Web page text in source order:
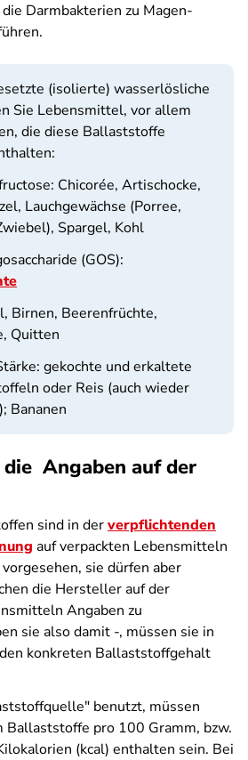
Darmbakterien zu Magen-
(isolierte) wasserlösliche
Sie Lebensmittel, vor allem
die diese Ballaststoffe
: Chicorée, Artischocke,
Lauchgewächse (Porree,
Spargel, Kohl
(GOS):
Birnen, Beerenfrüchte,
Quitten
gekochte und erkaltete
oder Reis (auch wieder
Bananen
Angaben auf der
sind in derverpflichtenden
auf verpackten Lebensmitteln
sie dürfen aber
die Hersteller auf der
Angaben zu
sie also damit -, müssen sie in
konkreten Ballaststoffgehalt
benutzt, müssen
Ballaststoffe pro 100 Gramm, bzw.
(kcal) enthalten sein. Bei